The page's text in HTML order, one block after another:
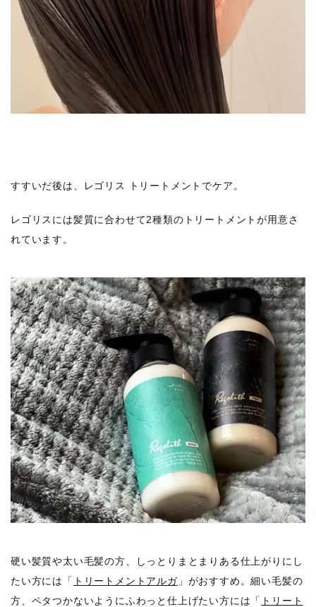
すすいだ後は、レゴリス トリートメントでケア。
レゴリスには髪質に合わせて2種類のトリートメントが用意さ
れています。
硬い髪質や太い毛髪の方、しっとりまとまりある仕上がりにし
たい方には「 トリートメントアルガ」がおすすめ。細い毛髪の
方、ペタつかないようにふわっと仕上げたい方には「 トリート